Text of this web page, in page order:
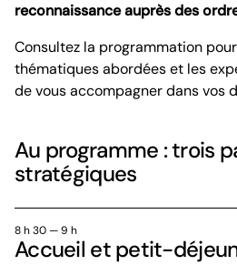
reconnaissance auprès des
Consultez la programmation
thématiques abordées et les
de vous accompagner dans vos
Au programme : trois
stratégiques
Accueil et petit-
8 h 30 — 9 h